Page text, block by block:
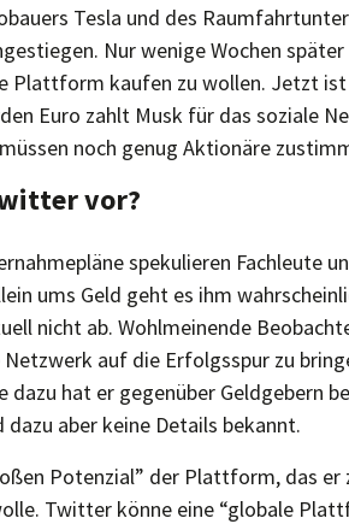
Tesla und des
Nur wenige Wochen
Plattform kaufen zu wollen. Jetzt
Euro zahlt Musk für das soziale
noch genug Aktionäre
vor?
spekulieren Fachleute
ums Geld geht es ihm
nicht ab. Wohlmeinende
auf die Erfolgsspur zu
dazu hat er gegenüber Geldgebern
aber keine Details bekannt.
Potenzial” der Plattform, das er
Twitter könne eine “globale